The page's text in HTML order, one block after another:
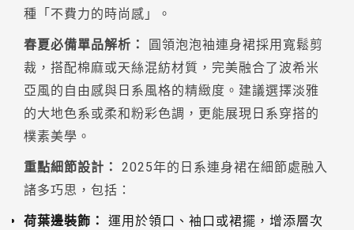
種「不費力的時尚感」。
春夏必備單品解析：
圓領泡泡袖連身裙採用寬鬆剪
裁，搭配棉麻或天絲混紡材質，完美融合了波希米
亞風的自由感與日系風格的精緻度。建議選擇淡雅
的大地色系或柔和粉彩色調，更能展現日系穿搭的
樸素美學。
重點細節設計：
2025年的日系連身裙在細節處融入
諸多巧思，包括：
荷葉邊裝飾：
運用於領口、袖口或裙擺，增添層次